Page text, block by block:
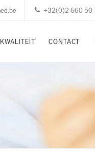
+32(0)2 660 50
KWALITEIT CONTACT